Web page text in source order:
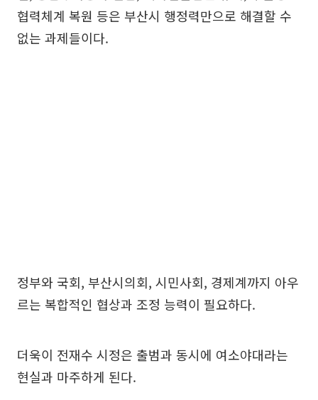
협력체계 복원 등은 부산시 행정력만으로 해결할 수
없는 과제들이다.
정부와 국회, 부산시의회, 시민사회, 경제계까지 아우
르는 복합적인 협상과 조정 능력이 필요하다.
더욱이 전재수 시정은 출범과 동시에 여소야대라는
현실과 마주하게 된다.